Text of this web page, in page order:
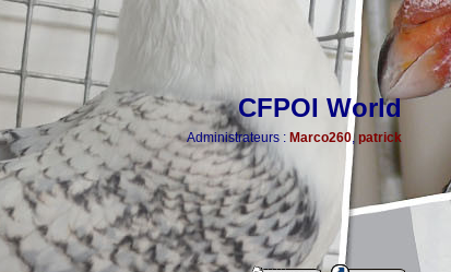
CFPOI World
Administrateurs : Marco260, patrick